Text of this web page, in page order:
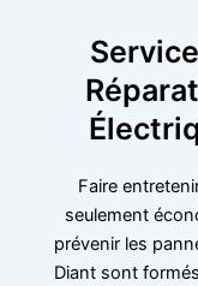
Faire
seulement
prévenir les
Diant sont